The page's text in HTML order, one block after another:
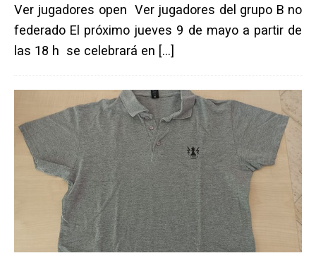
Ver jugadores open Ver jugadores del grupo B no
federado El próximo jueves 9 de mayo a partir de
las 18 h se celebrará en […]